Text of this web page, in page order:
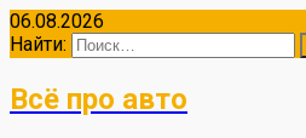
06.08.2026
Найти:
Всё про авто